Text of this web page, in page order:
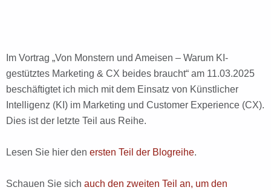
Im Vortrag „Von Monstern und Ameisen – Warum KI-
gestütztes Marketing & CX beides braucht“ am 11.03.2025
beschäftigtet ich mich mit dem Einsatz von Künstlicher
Intelligenz (KI) im Marketing und Customer Experience (CX).
Dies ist der letzte Teil aus Reihe.
Lesen Sie hier den ersten Teil der Blogreihe.
Schauen Sie sich auch den zweiten Teil an, um den